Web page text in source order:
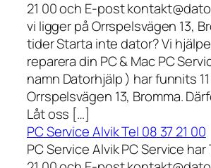
21 00 och E-post
vi ligger på Orrspelsvägen 13,
tider Starta inte dator? Vi
reparera din PC & Mac PC
namn Datorhjälp ) har funnits
Orrspelsvägen 13, Bromma.
Låt oss […]
PC Service Alvik Tel 08 37 21 00
PC Service Alvik PC Service